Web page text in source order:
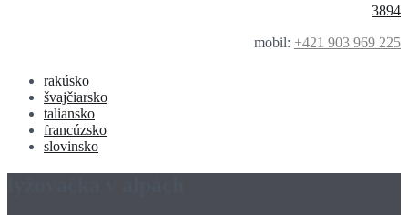
3894
mobil: +421 903 969 225
rakúsko
švajčiarsko
taliansko
francúzsko
slovinsko